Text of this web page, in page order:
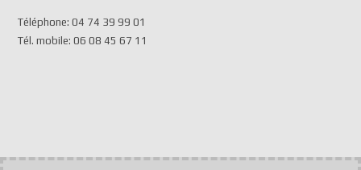
Téléphone: 04 74 39 99 01
Tél. mobile: 06 08 45 67 11